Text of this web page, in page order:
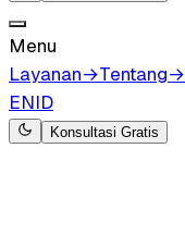
Menu
Layanan→Tentang→
ENID
Konsultasi Gratis